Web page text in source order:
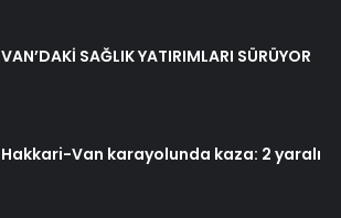
VAN’DAKİ SAĞLIK YATIRIMLARI SÜRÜYOR
Hakkari-Van karayolunda kaza: 2 yaralı